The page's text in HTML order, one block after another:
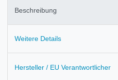
Beschreibung
Weitere Details
Hersteller / EU Verantwortlicher